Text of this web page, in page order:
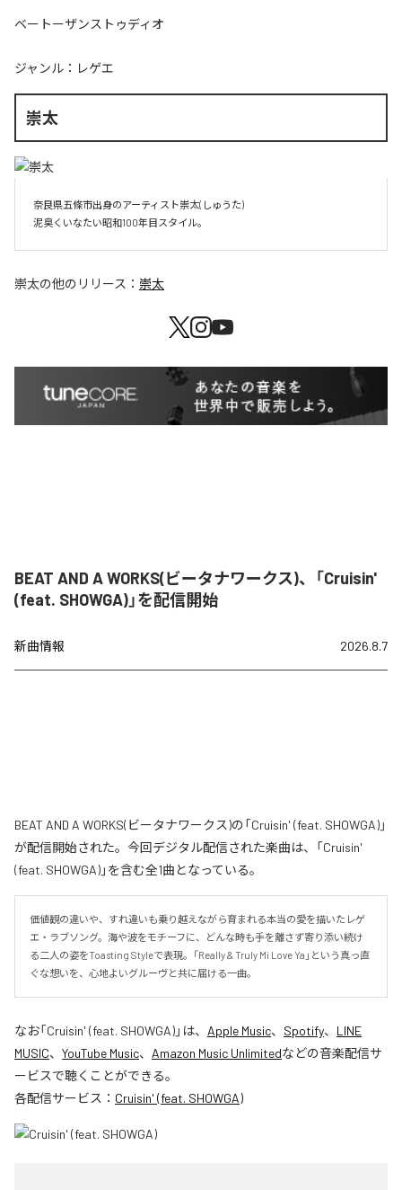
ベートーザンストゥディオ
ジャンル： レゲエ
崇太
奈良県五條市出身のアーティスト崇太(しゅうた)
崇太の他のリリース： 崇太
BEAT AND A WORKS(ビータナワークス)、「Cruisin'
(feat. SHOWGA)」を配信開始
新曲情報 2026.8.7
BEAT AND A WORKS(ビータナワークス)の「Cruisin' (feat. SHOWGA)」
が配信開始された。今回デジタル配信された楽曲は、「Cruisin'
(feat. SHOWGA)」を含む全1曲となっている。
価値観の違いや、すれ違いも乗り越えながら育まれる本当の愛を描いたレゲ
エ・ラブソング。海や波をモチーフに、どんな時も手を離さず寄り添い続け
る二人の姿をToasting Styleで表現。「Really & Truly Mi Love Ya」という真っ直
ぐな想いを、心地よいグルーヴと共に届ける一曲。
なお「Cruisin' (feat. SHOWGA)」は、 Apple Music、 Spotify、 LINE
MUSIC、 YouTube Music、 Amazon Music Unlimitedなどの音楽配信サ
ービスで聴くことができる。
各配信サービス： Cruisin' (feat. SHOWGA)